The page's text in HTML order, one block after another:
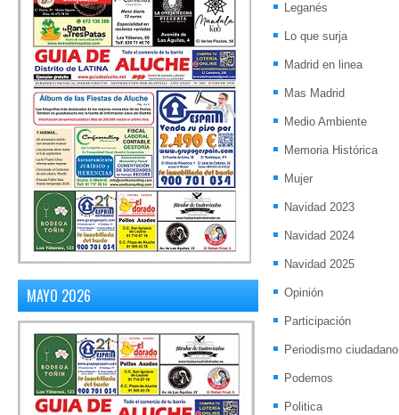
MAYO 2026
Leganés
Lo que surja
Madrid en linea
Mas Madrid
Medio Ambiente
Memoria Histórica
Mujer
Navidad 2023
Navidad 2024
Navidad 2025
Opinión
Participación
Periodismo ciudadano
Podemos
Politica